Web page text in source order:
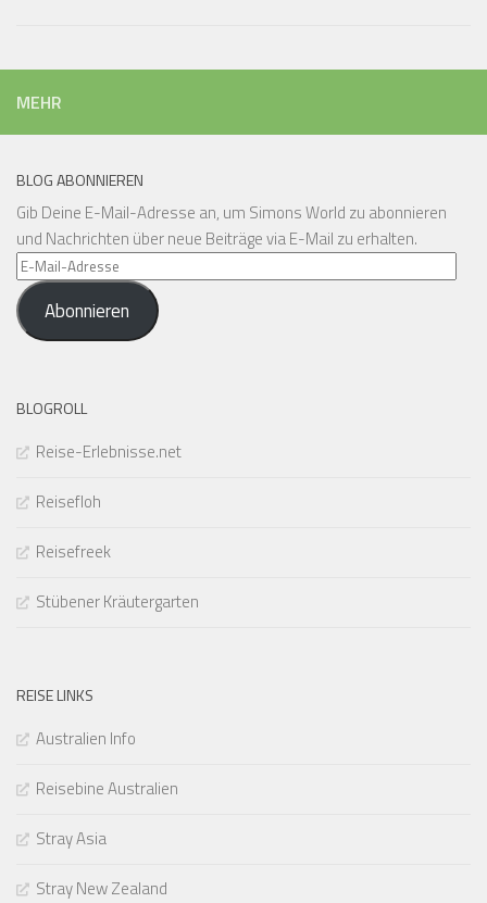
MEHR
BLOG ABONNIEREN
Gib Deine E-Mail-Adresse an, um Simons World zu abonnieren
und Nachrichten über neue Beiträge via E-Mail zu erhalten.
E-
Mail-
AdresseAbonnieren
BLOGROLL
Reise-Erlebnisse.net
Reisefloh
Reisefreek
Stübener Kräutergarten
REISE LINKS
Australien Info
Reisebine Australien
Stray Asia
Stray New Zealand